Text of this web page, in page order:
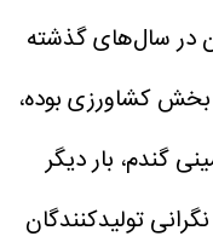
در سال‌های گذشته
کشاورزی بوده،
گندم، بار دیگر
تولیدکنندگان